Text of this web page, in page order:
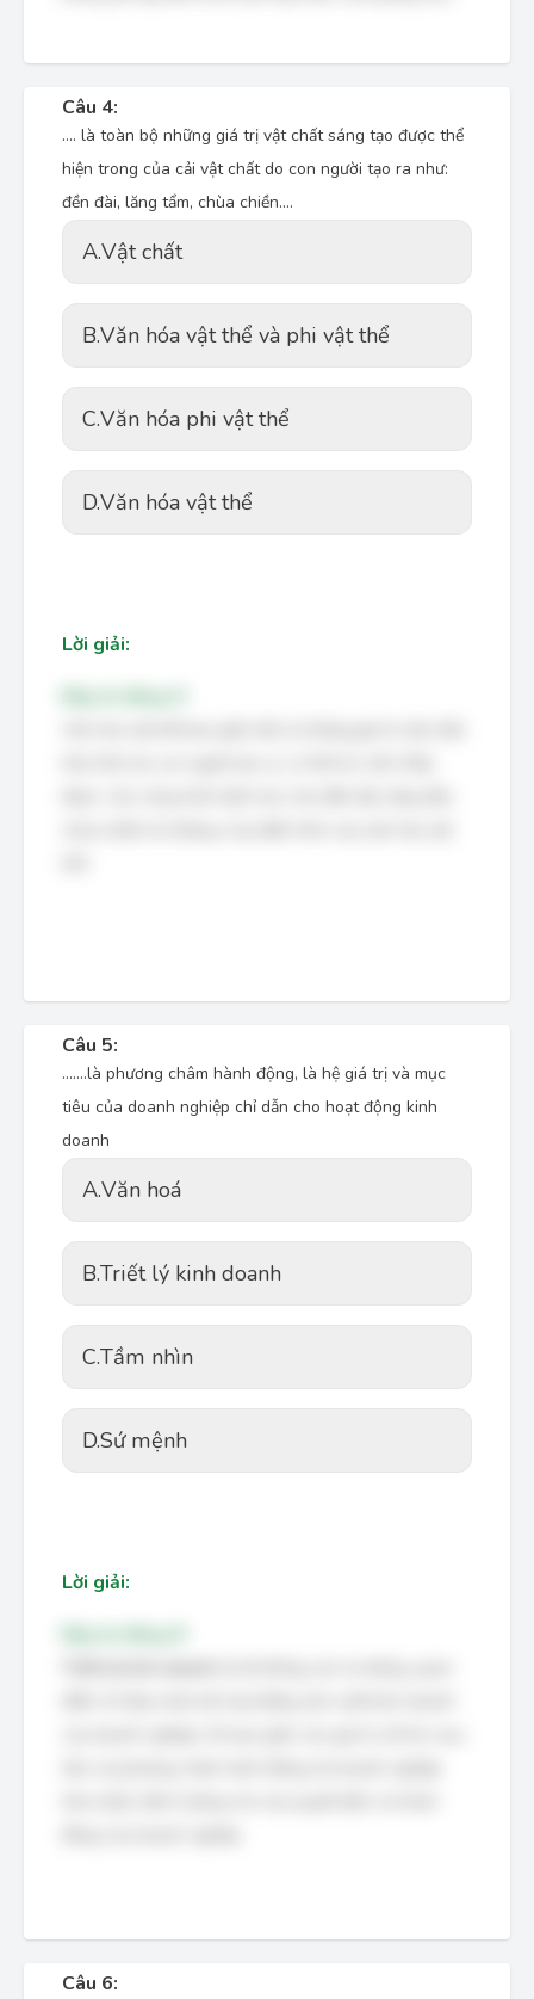
Câu 4:
…. là toàn bộ những giá trị vật chất sáng tạo được thể
hiện trong của cải vật chất do con người tạo ra như:
đền đài, lăng tẩm, chùa chiền….
A.Vật chất
B.Văn hóa vật thể và phi vật thể
C.Văn hóa phi vật thể
D.Văn hóa vật thể
Lời giải:
Câu 5:
.......là phương châm hành động, là hệ giá trị và mục
tiêu của doanh nghiệp chỉ dẫn cho hoạt động kinh
doanh
A.Văn hoá
B.Triết lý kinh doanh
C.Tầm nhìn
D.Sứ mệnh
Lời giải:
Câu 6: